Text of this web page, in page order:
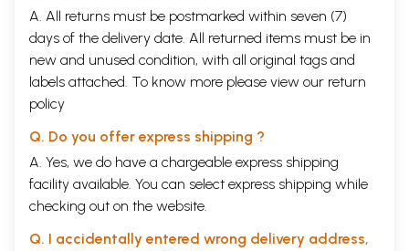
A. All returns must be postmarked within seven (7)
days of the delivery date. All returned items must be in
new and unused condition, with all original tags and
labels attached. To know more please view our return
policy
Q. Do you offer express shipping ?
A. Yes, we do have a chargeable express shipping
facility available. You can select express shipping while
checking out on the website.
Q. I accidentally entered wrong delivery address,